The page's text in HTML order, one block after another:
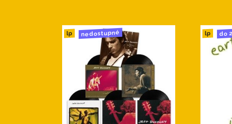
lp nedostupné lp do